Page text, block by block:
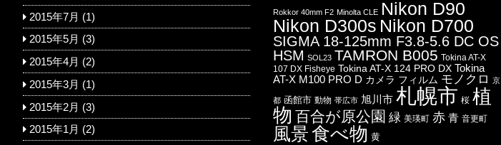
2015年7月 (1)
2015年5月 (3)
2015年4月 (2)
2015年3月 (1)
2015年2月 (3)
2015年1月 (2)
Rokkor 40mm F2 Minolta CLE Nikon D90
Nikon D300s Nikon D700
SIGMA 18-125mm F3.8-5.6 DC OS
HSM SOL23 TAMRON B005 Tokina AT-X
107 DX Fisheye Tokina AT-X 124 PRO DX Tokina
AT-X M100 PRO D カメラ フィルム モノクロ 京
都 函館市 動物 帯広市 旭川市 札幌市 桜 植
物 百合が原公園 緑 美瑛町 赤 青 音更町
風景食べ物 黄